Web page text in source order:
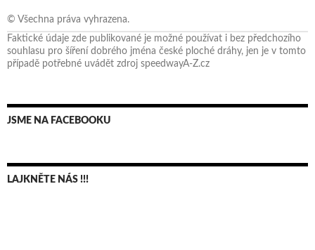
© Všechna práva vyhrazena.
Faktické údaje zde publikované je možné používat i bez předchozího
souhlasu pro šíření dobrého jména české ploché dráhy, jen je v tomto
případě potřebné uvádět zdroj speedwayA-Z.cz
JSME NA FACEBOOKU
LAJKNĚTE NÁS !!!